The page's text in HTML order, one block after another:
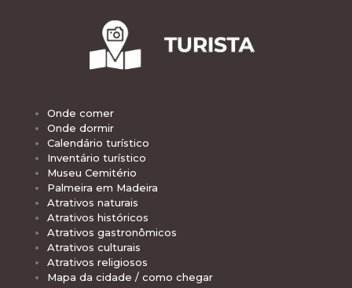
Onde comer
Onde dormir
Calendário turístico
Inventário turístico
Museu Cemitério
Palmeira em Madeira
Atrativos naturais
Atrativos históricos
Atrativos gastronômicos
Atrativos culturais
Atrativos religiosos
Mapa da cidade / como chegar